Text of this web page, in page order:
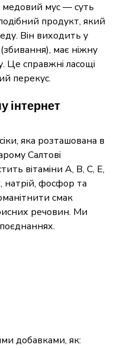
мус — суть
продукт, який
Він виходить у
має ніжну
Це справжні ласощі
перекус.
інтернет
яка розташована в
Салтові
вітаміни А, В, С, Е,
натрій, фосфор та
смак
речовин. Ми
добавками, як: